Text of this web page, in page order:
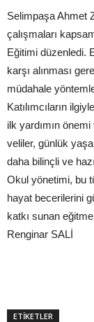
Selimpaşa Ahmet
çalışmaları
Eğitimi düzenledi.
karşı alınması
müdahale
Katılımcıların
ilk yardımın
veliler, günlük
daha bilinçli ve
Okul yönetimi, bu
hayat becerilerini
katkı sunan
Renginar SALİ
ETİKETLER